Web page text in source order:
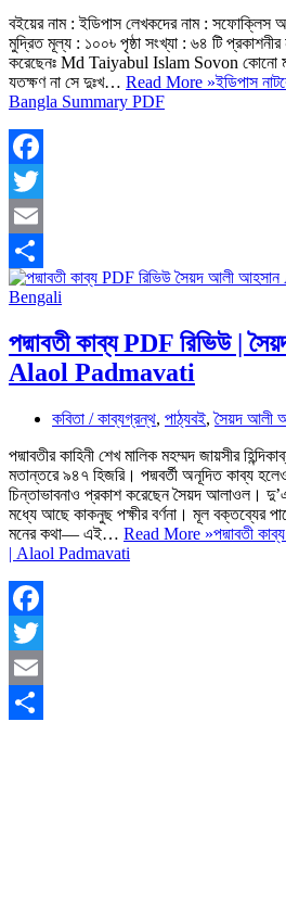
বইয়ের নাম : ইডিপাস লেখকদের নাম : সফোক্লিস
মুদ্রিত মূল্য : ১০০৳ পৃষ্ঠা সংখ্যা : ৬৪ টি
করেছেনঃ Md Taiyabul Islam Sovon কোনো
যতক্ষণ না সে দুঃখ… Read More »ইডিপাস
Bangla Summary PDF
Facebook
Twitter
Email
Share
পদ্মাবতী কাব্য PDF রিভিউ |
Alaol Padmavati
কবিতা / কাব্যগ্রন্থ, পাঠ্যবই,সৈয়দ আলী
পদ্মাবতীর কাহিনী শেখ মালিক মহম্মদ জায়সীর
মতান্তরে ৯৪৭ হিজরি। পদ্মবর্তী অনূদিত কাব্য
চিন্তাভাবনাও প্রকাশ করেছেন সৈয়দ আলাওল।
মধ্যে আছে কাকনুছ পক্ষীর বর্ণনা। মূল বক্তব্যের
মনের কথা— এই… Read More »পদ্মাবতী
| Alaol Padmavati
Facebook
Twitter
Email